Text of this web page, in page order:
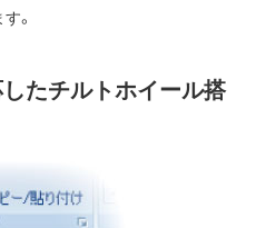
。
たチルトホイール搭